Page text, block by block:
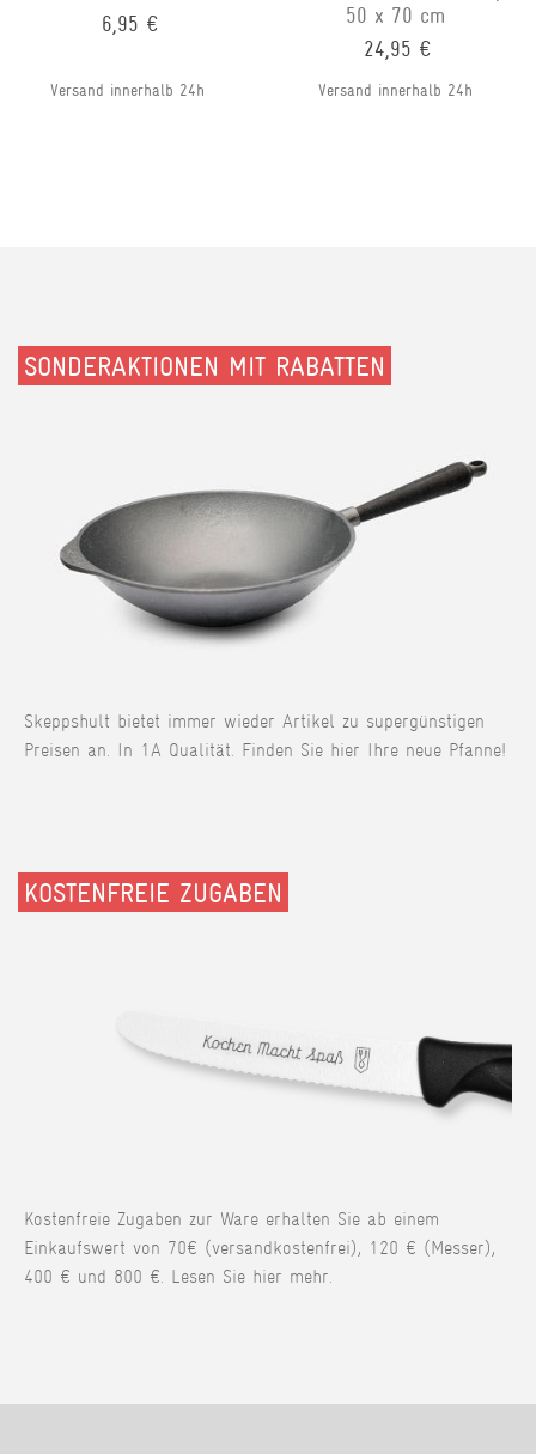
6,95 €
Versand innerhalb 24h
50 x 70 cm
24,95 €
Versand innerhalb 24h
SONDERAKTIONEN MIT RABATTEN
Skeppshult bietet immer wieder Artikel zu supergünstigen
Preisen an. In 1A Qualität. Finden Sie hier Ihre neue Pfanne!
KOSTENFREIE ZUGABEN
Kostenfreie Zugaben zur Ware erhalten Sie ab einem
Einkaufswert von 70€ (versandkostenfrei), 120 € (Messer),
400 € und 800 €. Lesen Sie hier mehr.